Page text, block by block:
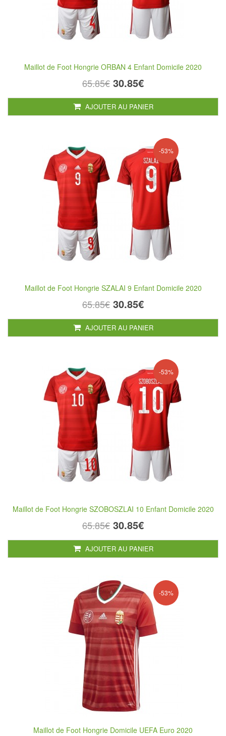
Maillot de Foot Hongrie ORBAN 4 Enfant Domicile 2020
65.85€ 30.85€
AJOUTER AU PANIER
-53%
Maillot de Foot Hongrie SZALAI 9 Enfant Domicile 2020
65.85€ 30.85€
AJOUTER AU PANIER
-53%
Maillot de Foot Hongrie SZOBOSZLAI 10 Enfant Domicile 2020
65.85€ 30.85€
AJOUTER AU PANIER
-53%
Maillot de Foot Hongrie Domicile UEFA Euro 2020